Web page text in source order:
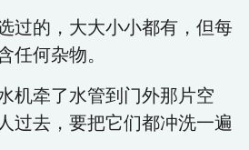
过的，大大小小都有，但每
任何杂物。
机牵了水管到门外那片空
过去，要把它们都冲洗一遍